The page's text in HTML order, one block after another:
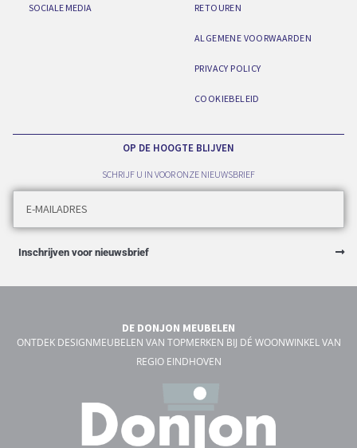
SOCIALE MEDIA RETOUREN
ALGEMENE VOORWAARDEN
PRIVACY POLICY
COOKIEBELEID
OP DE HOOGTE BLIJVEN
SCHRIJF U IN VOOR ONZE NIEUWSBRIEF
Inschrijven voor nieuwsbrief
DE DONJON MEUBELEN
ONTDEK DESIGNMEUBELEN VAN TOPMERKEN BIJ DÉ WOONWINKEL VAN
REGIO EINDHOVEN